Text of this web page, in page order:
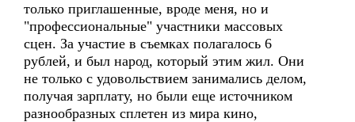
только приглашенные, вроде меня, но и
"профессиональные" участники массовых
сцен. За участие в съемках полагалось 6
рублей, и был народ, который этим жил. Они
не только с удовольствием занимались делом,
получая зарплату, но были еще источником
разнообразных сплетен из мира кино,